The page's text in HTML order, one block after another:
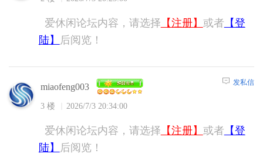
爱休闲论坛内容，请选择 【注册】 或者 【登
陆】
后阅览！
miaofeng003
3 楼 2026/7/3 20:34:00
发私信
爱休闲论坛内容，请选择 【注册】 或者 【登
陆】
后阅览！